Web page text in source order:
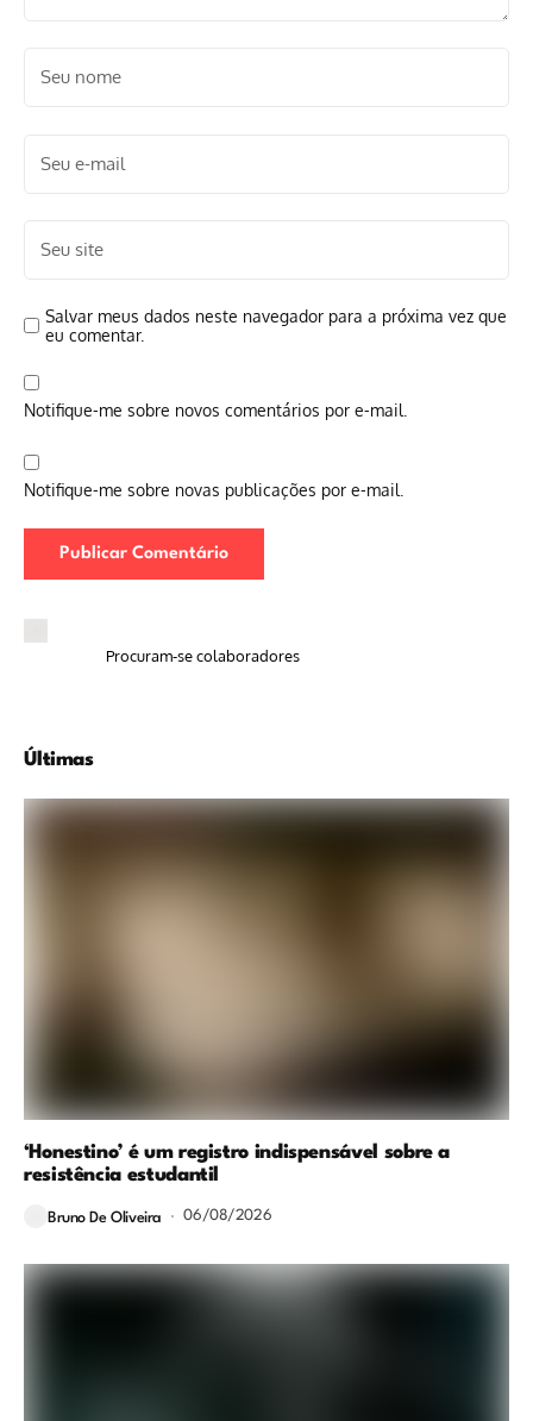
Salvar meus dados neste navegador para a próxima vez que
eu comentar.
Notifique-me sobre novos comentários por e-mail.
Notifique-me sobre novas publicações por e-mail.
Procuram-se colaboradores
Últimas
‘Honestino’ é um registro indispensável sobre a
resistência estudantil
Bruno De Oliveira 06/08/2026